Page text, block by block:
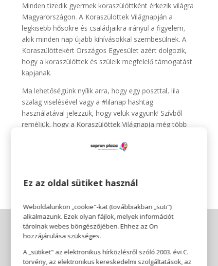
Minden tizedik gyermek koraszülöttként érkezik világra
Magyarországon. A Koraszülöttek Világnapján a
legkisebb hősökre és családjaikra irányul a figyelem,
akik minden nap újabb kihívásokkal szembesülnek. A
Koraszülöttekért Országos Egyesület azért dolgozik,
hogy a koraszülöttek és szüleik megfelelő támogatást
kapjanak.
Ma lehetőségünk nyílik arra, hogy egy poszttal, lila
szalag viselésével vagy a #lilanap hashtag
használatával jelezzük, hogy velük vagyunk! Szívből
reméljük, hogy a Koraszülöttek Világnapja még több
hősök és családjaik számára.
Ez az oldal sütiket használ
Weboldalunkon „cookie"-kat (továbbiakban „süti")
alkalmazunk. Ezek olyan fájlok, melyek információt
tárolnak webes böngészőjében. Ehhez az Ön
hozzájárulása szükséges.
A „sütiket" az elektronikus hírközlésről szóló 2003. évi C.
törvény, az elektronikus kereskedelmi szolgáltatások, az